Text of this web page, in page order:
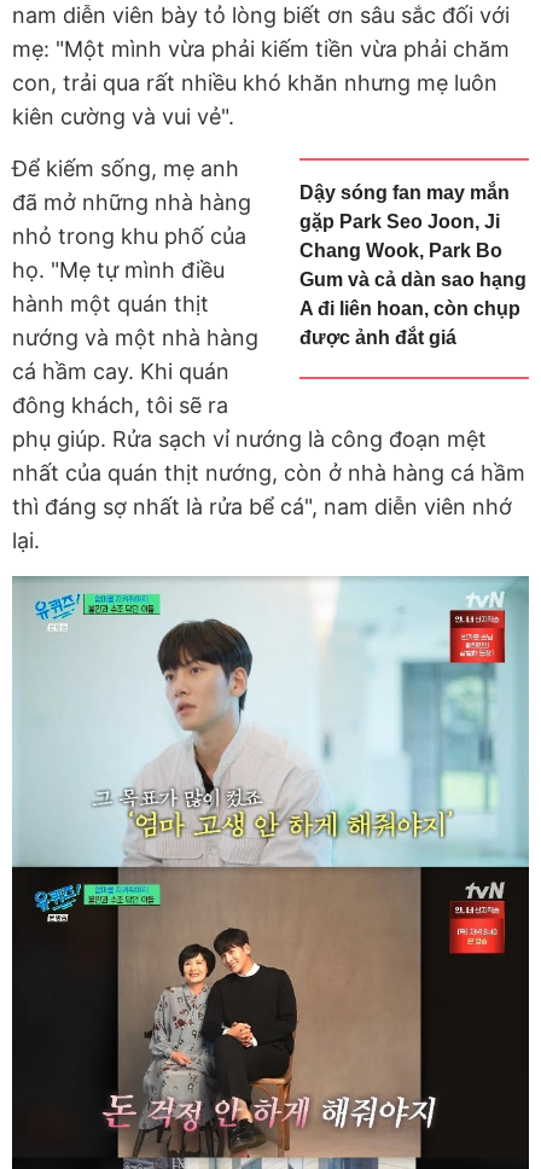
nam diễn viên bày tỏ lòng biết ơn sâu sắc đối với
mẹ: "Một mình vừa phải kiếm tiền vừa phải chăm
con, trải qua rất nhiều khó khăn nhưng mẹ luôn
kiên cường và vui vẻ".
Dậy sóng fan may mắn
gặp Park Seo Joon, Ji
Chang Wook, Park Bo
Gum và cả dàn sao hạng
A đi liên hoan, còn chụp
được ảnh đắt giá
Để kiếm sống, mẹ anh
đã mở những nhà hàng
nhỏ trong khu phố của
họ. "Mẹ tự mình điều
hành một quán thịt
nướng và một nhà hàng
cá hầm cay. Khi quán
đông khách, tôi sẽ ra
phụ giúp. Rửa sạch vỉ nướng là công đoạn mệt
nhất của quán thịt nướng, còn ở nhà hàng cá hầm
thì đáng sợ nhất là rửa bể cá", nam diễn viên nhớ
lại.